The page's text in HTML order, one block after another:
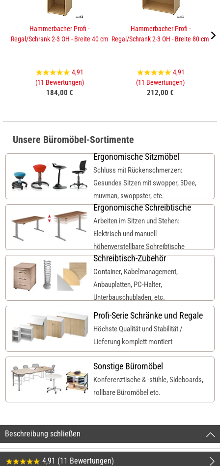
Hammerbacher Profi -
Regal/Schrank 2-3 OH - Breite 40 cm
4,91
(11 Bewertungen)
184,00 €
Hammerbacher Profi -
Regal/Schrank 2-3 OH - Breite 80 cm
4,91
(11 Bewertungen)
212,00 €
Unsere Büromöbel-Sortimente
Ergonomische Sitzmöbel
Schluss mit Rückenschmerzen:
Gesundes Sitzen mit swopper, 3Dee,
muvman, swoppster, etc.
Ergonomische Schreibtische
Arbeiten im Sitzen und Stehen:
Elektrisch und manuell
höhenverstellbare Schreibtische
Schreibtisch-Zubehör
Container, Kabelmanagement,
Anbauplatten, PC-Halter,
Unterbauschubladen, etc.
Profi-Serie Schränke und Regale
Höchste Qualität und Stabilität /
Lieferung komplett montiert
Sonstige Büromöbel
Konferenztische & -stühle, Sideboards,
rollbare Büromöbel etc.
Beschreibung schließen
4,91 (11 Bewertungen)